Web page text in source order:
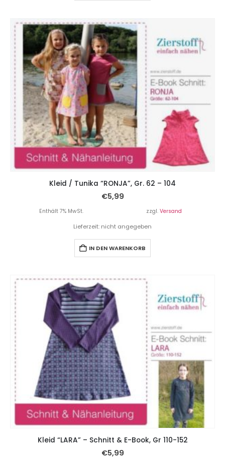
Kleid / Tunika “RONJA”, Gr. 62 – 104
€5,99
Enthält 7% MwSt. zzgl. Versand
Lieferzeit: nicht angegeben
IN DEN WARENKORB
Kleid “LARA” – Schnitt & E-Book, Gr 110-152
€5,99